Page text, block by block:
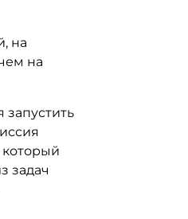
на
на
который
задач